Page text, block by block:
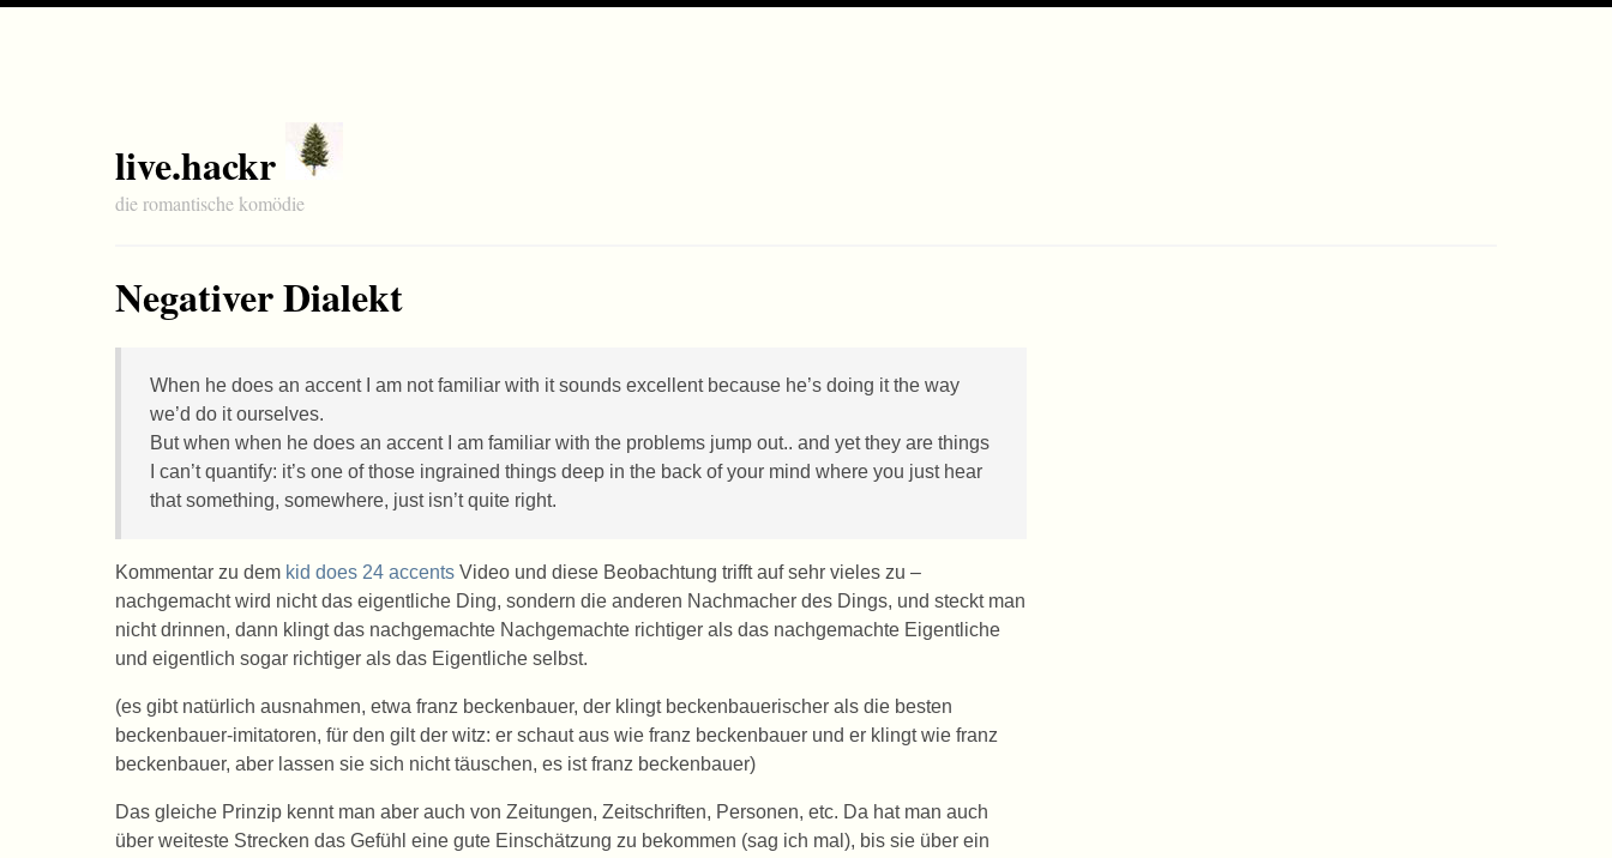
live.hackr
die romantische komödie
Negativer Dialekt
When he does an accent I am not familiar with it sounds excellent because he’s doing it the way
we’d do it ourselves.
But when when he does an accent I am familiar with the problems jump out.. and yet they are things
I can’t quantify: it’s one of those ingrained things deep in the back of your mind where you just hear
that something, somewhere, just isn’t quite right.
Kommentar zu dem kid does 24 accents Video und diese Beobachtung trifft auf sehr vieles zu –
nachgemacht wird nicht das eigentliche Ding, sondern die anderen Nachmacher des Dings, und steckt man
nicht drinnen, dann klingt das nachgemachte Nachgemachte richtiger als das nachgemachte Eigentliche
und eigentlich sogar richtiger als das Eigentliche selbst.
(es gibt natürlich ausnahmen, etwa franz beckenbauer, der klingt beckenbauerischer als die besten
beckenbauer-imitatoren, für den gilt der witz: er schaut aus wie franz beckenbauer und er klingt wie franz
beckenbauer, aber lassen sie sich nicht täuschen, es ist franz beckenbauer)
Das gleiche Prinzip kennt man aber auch von Zeitungen, Zeitschriften, Personen, etc. Da hat man auch
über weiteste Strecken das Gefühl eine gute Einschätzung zu bekommen (sag ich mal), bis sie über ein